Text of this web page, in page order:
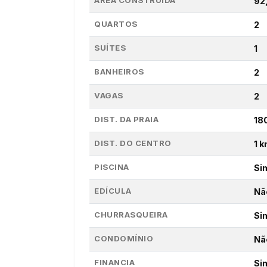
QUARTOS 2
SUÍTES 1
BANHEIROS 2
VAGAS 2
DIST. DA PRAIA
DIST. DO CENTRO 1
PISCINA
EDÍCULA
CHURRASQUEIRA
CONDOMÍNIO
FINANCIA